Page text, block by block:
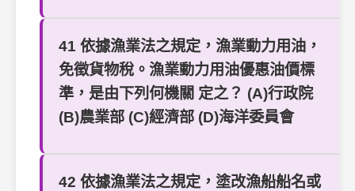
41 依據漁業法之規定，漁業動力用油，
免徵貨物稅。漁業動力用油優惠油價標
準，是由下列何機關 定之？ (A)行政院
(B)農業部 (C)經濟部 (D)海洋委員會
42 依據漁業法之規定，塗改漁船船名或